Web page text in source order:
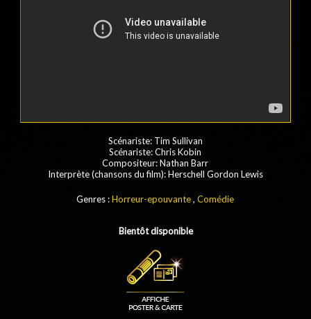
Scénariste: Tim Sullivan
Scénariste: Chris Kobin
Compositeur: Nathan Barr
Interprète (chansons du film): Herschell Gordon Lewis
Genres :Horreur-epouvante,Comédie
Bientôt disponible